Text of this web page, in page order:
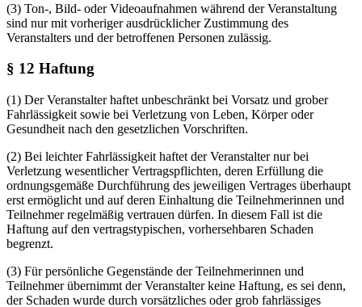
(3) Ton-, Bild- oder Videoaufnahmen während der Veranstaltung
sind nur mit vorheriger ausdrücklicher Zustimmung des
Veranstalters und der betroffenen Personen zulässig.
§ 12 Haftung
(1) Der Veranstalter haftet unbeschränkt bei Vorsatz und grober
Fahrlässigkeit sowie bei Verletzung von Leben, Körper oder
Gesundheit nach den gesetzlichen Vorschriften.
(2) Bei leichter Fahrlässigkeit haftet der Veranstalter nur bei
Verletzung wesentlicher Vertragspflichten, deren Erfüllung die
ordnungsgemäße Durchführung des jeweiligen Vertrages überhaupt
erst ermöglicht und auf deren Einhaltung die Teilnehmerinnen und
Teilnehmer regelmäßig vertrauen dürfen. In diesem Fall ist die
Haftung auf den vertragstypischen, vorhersehbaren Schaden
begrenzt.
(3) Für persönliche Gegenstände der Teilnehmerinnen und
Teilnehmer übernimmt der Veranstalter keine Haftung, es sei denn,
der Schaden wurde durch vorsätzliches oder grob fahrlässiges